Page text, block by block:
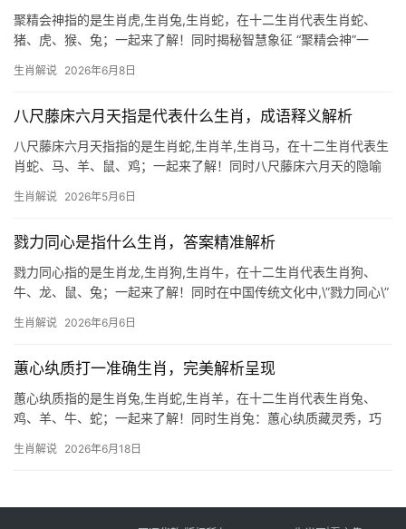
聚精会神指的是生肖虎,生肖兔,生肖蛇，在十二生肖代表生肖蛇、
猪、虎、猴、兔；一起来了解！同时揭秘智慧象征 “聚精会神”一
的特性极为吻合，蛇在民间传说中象征敏锐与专注，它们潜伏时纹
生肖解说 2026年6月8日
八尺藤床六月天指是代表什么生肖，成语释义解析
八尺藤床六月天指指的是生肖蛇,生肖羊,生肖马，在十二生肖代表生
肖蛇、马、羊、鼠、鸡；一起来了解！同时八尺藤床六月天的隐喻
形，六月盛夏恰是蛇类活跃之时，暗合生肖蛇机敏隐忍的特质，古
生肖解说 2026年5月6日
戮力同心是指什么生肖，答案精准解析
戮力同心指的是生肖龙,生肖狗,生肖牛，在十二生肖代表生肖狗、
牛、龙、鼠、兔；一起来了解！同时在中国传统文化中,\”戮力同心\”
对应特定生肖，但从协作与忠诚的角度来看，与生肖狗的团队精
生肖解说 2026年6月6日
蕙心纨质打一准确生肖，完美解析呈现
蕙心纨质指的是生肖兔,生肖蛇,生肖羊，在十二生肖代表生肖兔、
鸡、羊、牛、蛇；一起来了解！同时生肖兔：蕙心纨质藏灵秀，巧
洁，若以此打一生肖，非生肖兔莫属，兔性温和，不争不抢，恰如
生肖解说 2026年6月18日